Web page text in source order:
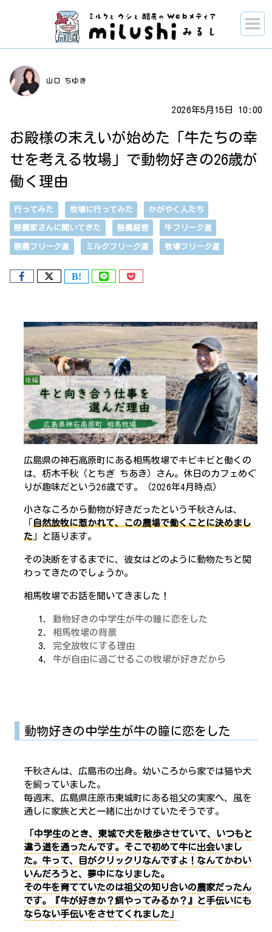
山口 ちゆき
2026年5月15日 10:00
お殿様の末えいが始めた「牛たちの幸
せを考える牧場」で動物好きの26歳が
働く理由
行ってみた 牧場に行ってみた かがやく人たち
酪農家さんに聞いてきた 酪農経営 牛フリーク道
酪農フリーク道 ミルクフリーク道 牧場フリーク道
広島県の神石高原町にある相馬牧場でキビキビと働くの
は、杤木千秋（とちぎ ちあき）さん。休日のカフェめぐ
りが趣味だという26歳です。（2026年4月時点）
小さなころから動物が好きだったという千秋さんは、
「自然放牧に惹かれて、この農場で働くことに決めまし
た 」と語ります。
その決断をするまでに、彼女はどのように動物たちと関
わってきたのでしょうか。
相馬牧場でお話を聞いてきました！
動物好きの中学生が牛の瞳に恋をした
相馬牧場の背景
完全放牧にする理由
牛が自由に過ごせるこの牧場が好きだから
動物好きの中学生が牛の瞳に恋をした
千秋さんは、広島市の出身。幼いころから家では猫や犬
を飼っていました。
毎週末、広島県庄原市東城町にある祖父の実家へ、風を
通しに家族と犬と一緒に出かけていたそうです。
「中学生のとき、東城で犬を散歩させていて、いつもと
違う道を通ったんです。そこで初めて牛に出会いまし
た。牛って、目がクリックリなんですよ！ なんてかわい
いんだろうと、夢中になりました。
その牛を育てていたのは祖父の知り合いの農家だったん
です。『牛が好きか？餌やってみるか？』と手伝いにも
ならない手伝いをさせてくれました」